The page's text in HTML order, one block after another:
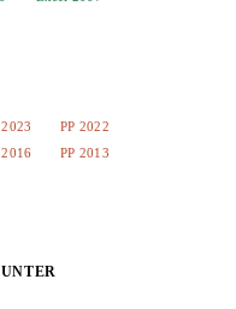
2023
PP 2022
2016
PP 2013